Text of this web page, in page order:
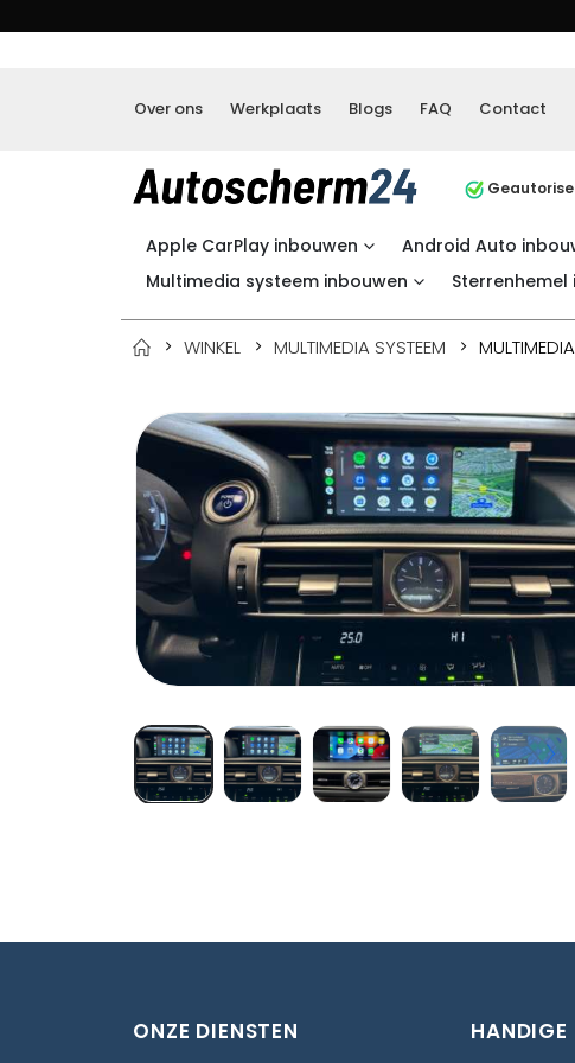
Over ons Werkplaats Blogs FAQ Contact
Apple CarPlay inbouwen Android Auto
Multimedia systeem inbouwen
Sterrenhemel
WINKEL MULTIMEDIA SYSTEEM
ONZE DIENSTEN HANDIGE